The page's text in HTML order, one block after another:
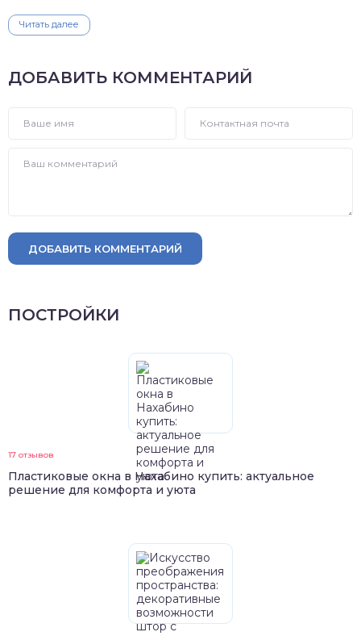
Читать далее
ДОБАВИТЬ КОММЕНТАРИЙ
ДОБАВИТЬ КОММЕНТАРИЙ
ПОСТРОЙКИ
17 отзывов
Пластиковые окна в Нахабино купить: актуальное
решение для комфорта и уюта